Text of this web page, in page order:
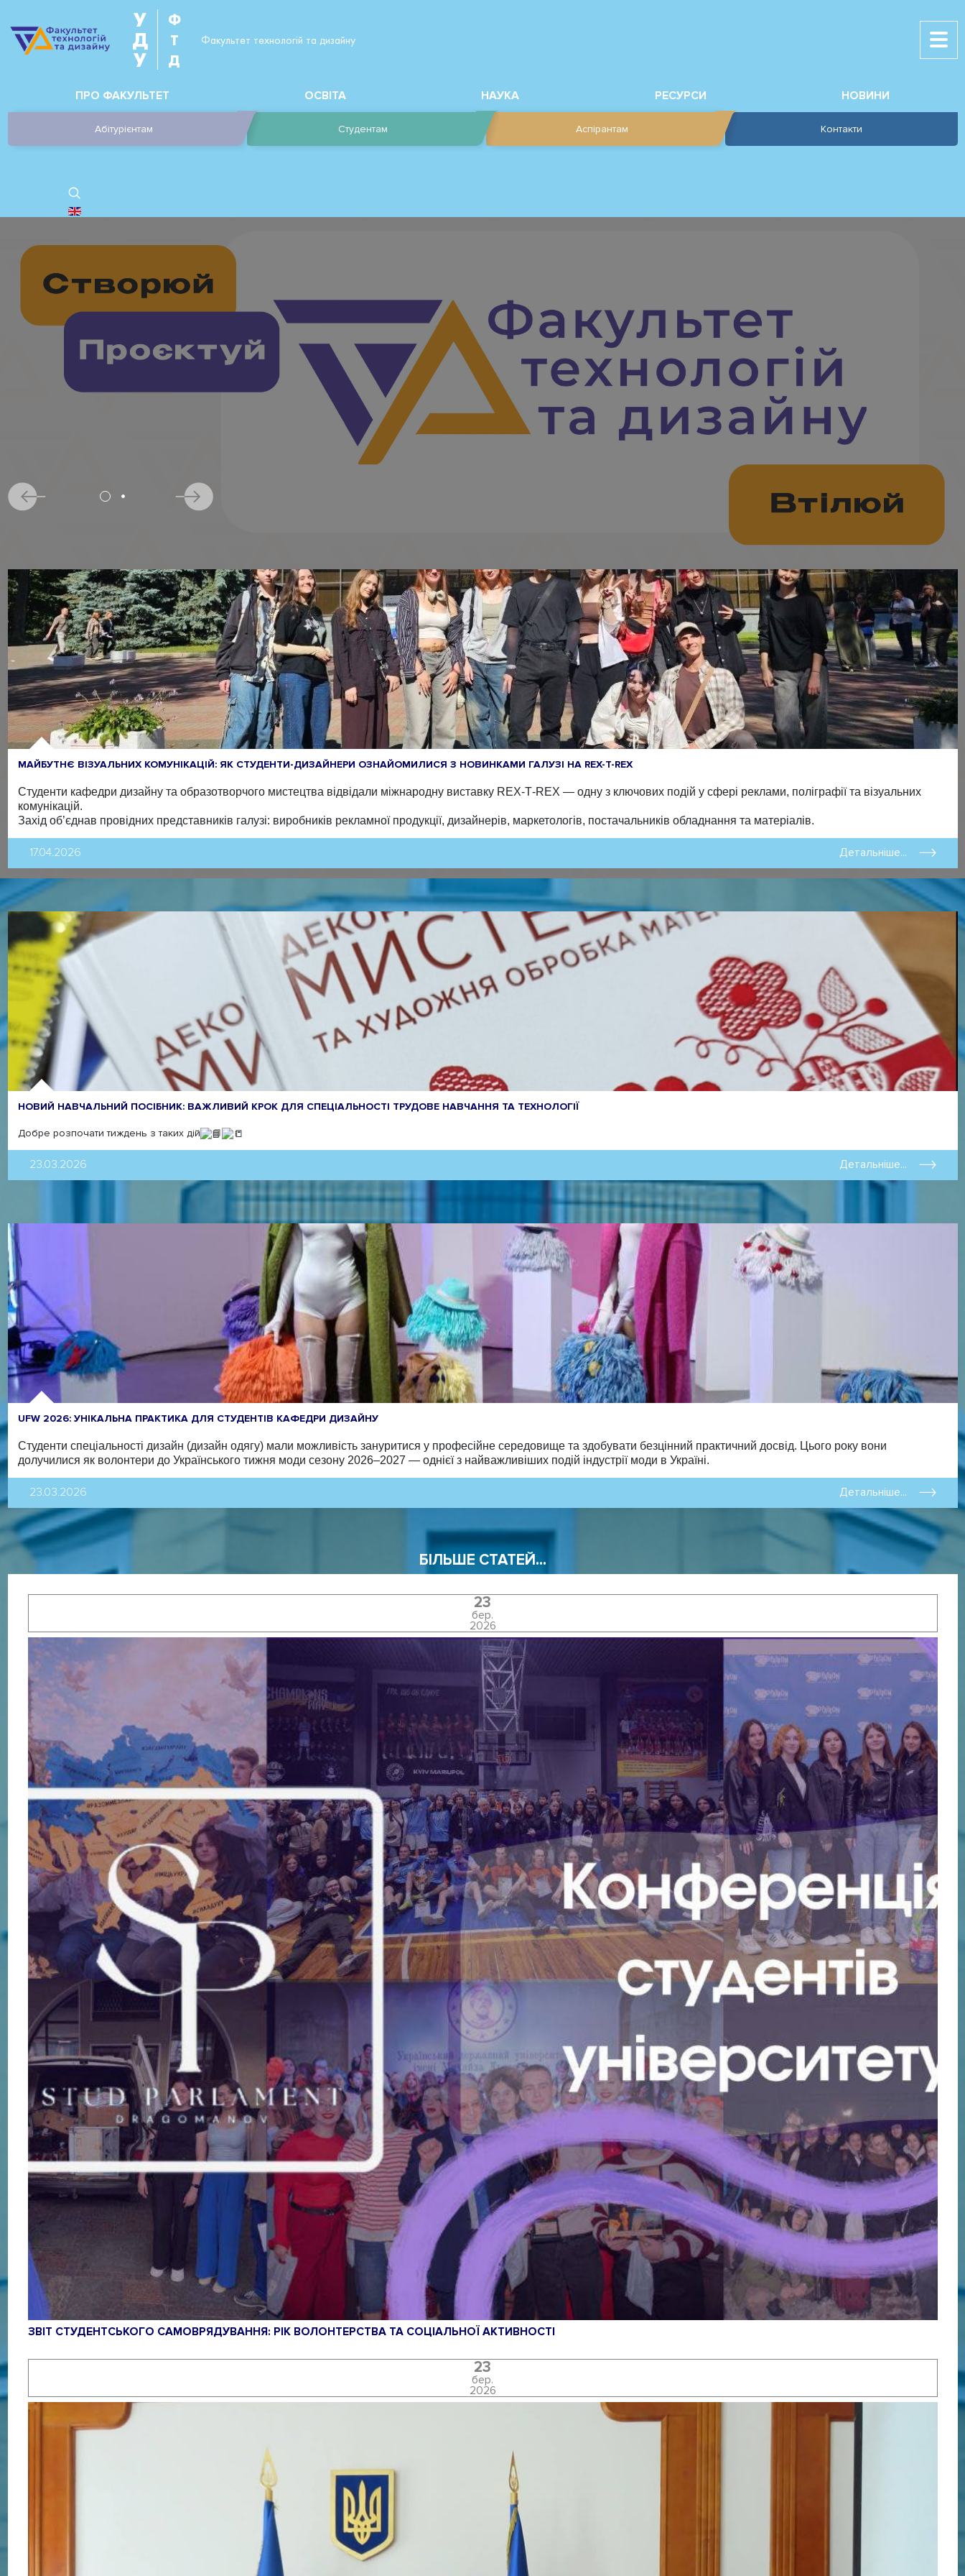
У
Д
У
Ф
Т
Д
Факультет технологій та дизайну
ПРО ФАКУЛЬТЕТ ОСВІТА НАУКА РЕСУРСИ НОВИНИ
Абітурієнтам Студентам Аспірантам Контакти
ОБЕРІТЬ СВОЮ МОВУ
МАЙБУТНЄ ВІЗУАЛЬНИХ КОМУНІКАЦІЙ: ЯК СТУДЕНТИ-ДИЗАЙНЕРИ ОЗНАЙОМИЛИСЯ З НОВИНКАМИ ГАЛУЗІ НА REX-T-REX
Студенти кафедри дизайну та образотворчого мистецтва відвідали міжнародну виставку REX‑T‑REX — одну з ключових подій у сфері реклами, поліграфії та візуальних
комунікацій.
Захід об’єднав провідних представників галузі: виробників рекламної продукції, дизайнерів, маркетологів, постачальників обладнання та матеріалів.
17.04.2026 Детальніше...
НОВИЙ НАВЧАЛЬНИЙ ПОСІБНИК: ВАЖЛИВИЙ КРОК ДЛЯ СПЕЦІАЛЬНОСТІ ТРУДОВЕ НАВЧАННЯ ТА ТЕХНОЛОГІЇ
Добре розпочати тиждень з таких дій
23.03.2026 Детальніше...
UFW 2026: УНІКАЛЬНА ПРАКТИКА ДЛЯ СТУДЕНТІВ КАФЕДРИ ДИЗАЙНУ
Студенти спеціальності дизайн (дизайн одягу) мали можливість зануритися у професійне середовище та здобувати безцінний практичний досвід. Цього року вони
долучилися як волонтери до Українського тижня моди сезону 2026–2027 — однієї з найважливіших подій індустрії моди в Україні.
23.03.2026 Детальніше...
БІЛЬШЕ СТАТЕЙ...
23
бер.
2026
ЗВІТ СТУДЕНТСЬКОГО САМОВРЯДУВАННЯ: РІК ВОЛОНТЕРСТВА ТА СОЦІАЛЬНОЇ АКТИВНОСТІ
23
бер.
2026